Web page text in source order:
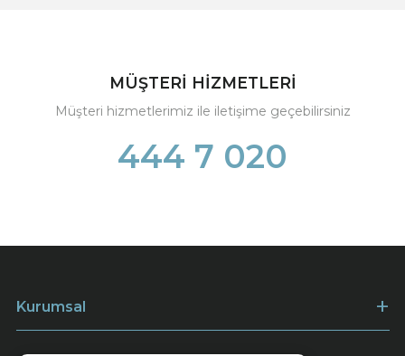
MÜŞTERİ HİZMETLERİ
Müşteri hizmetlerimiz ile iletişime geçebilirsiniz
444 7 020
Kurumsal